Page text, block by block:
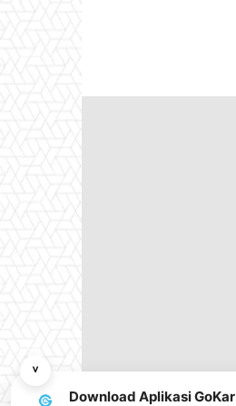
˅
Download Aplikasi GoKar